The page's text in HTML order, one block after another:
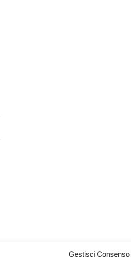
Gestisci Consenso